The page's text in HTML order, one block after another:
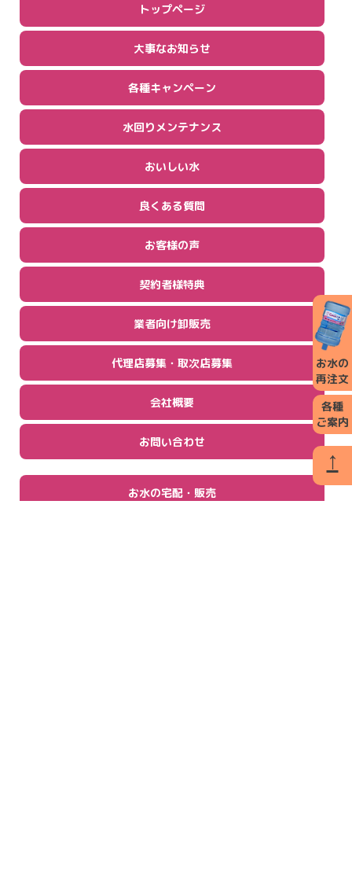
トップページ
大事なお知らせ
各種キャンペーン
水回りメンテナンス
おいしい水
良くある質問
お客様の声
契約者様特典
業者向け卸販売
代理店募集・取次店募集
会社概要
お問い合わせ
お水の宅配・販売
↑
お水の
再注文
各種
ご案内